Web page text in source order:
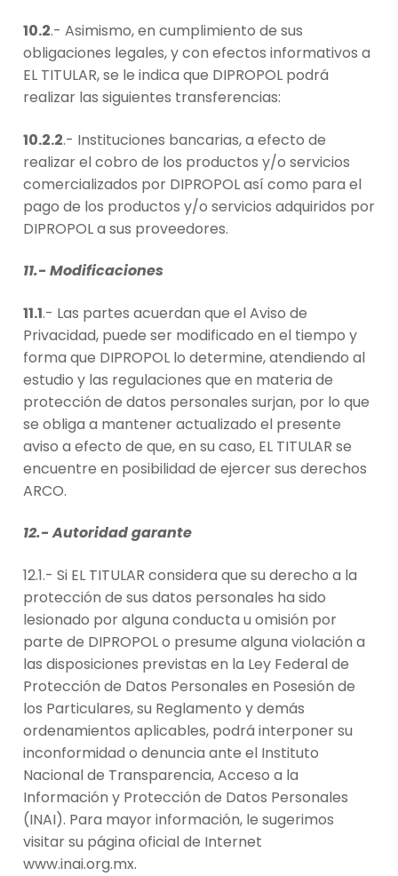
10.2.- Asimismo, en cumplimiento de sus
obligaciones legales, y con efectos informativos a
EL TITULAR, se le indica que DIPROPOL podrá
realizar las siguientes transferencias:
10.2.2.- Instituciones bancarias, a efecto de
realizar el cobro de los productos y/o servicios
comercializados por DIPROPOL así como para el
pago de los productos y/o servicios adquiridos por
DIPROPOL a sus proveedores.
11.- Modificaciones
11.1.- Las partes acuerdan que el Aviso de
Privacidad, puede ser modificado en el tiempo y
forma que DIPROPOL lo determine, atendiendo al
estudio y las regulaciones que en materia de
protección de datos personales surjan, por lo que
se obliga a mantener actualizado el presente
aviso a efecto de que, en su caso, EL TITULAR se
encuentre en posibilidad de ejercer sus derechos
ARCO.
12.- Autoridad garante
12.1.- Si EL TITULAR considera que su derecho a la
protección de sus datos personales ha sido
lesionado por alguna conducta u omisión por
parte de DIPROPOL o presume alguna violación a
las disposiciones previstas en la Ley Federal de
Protección de Datos Personales en Posesión de
los Particulares, su Reglamento y demás
ordenamientos aplicables, podrá interponer su
inconformidad o denuncia ante el Instituto
Nacional de Transparencia, Acceso a la
Información y Protección de Datos Personales
(INAI). Para mayor información, le sugerimos
visitar su página oficial de Internet
www.inai.org.mx.